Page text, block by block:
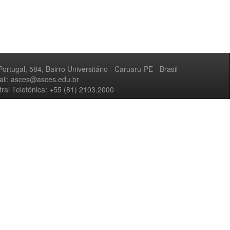
584, Bairro Universitário - Caruaru-PE - Brasil
asces@asces.edu.br
Telefônica: +55 (81) 2103.2000